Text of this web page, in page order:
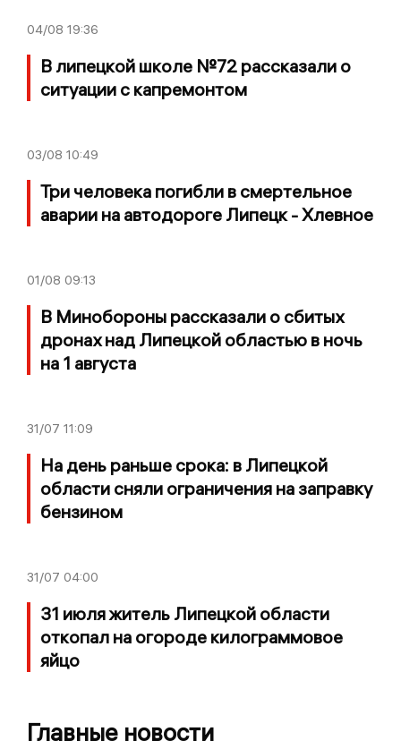
04/08 19:36
В липецкой школе №72 рассказали о
ситуации с капремонтом
03/08 10:49
Три человека погибли в смертельное
аварии на автодороге Липецк - Хлевное
01/08 09:13
В Минобороны рассказали о сбитых
дронах над Липецкой областью в ночь
на 1 августа
31/07 11:09
На день раньше срока: в Липецкой
области сняли ограничения на заправку
бензином
31/07 04:00
31 июля житель Липецкой области
откопал на огороде килограммовое
яйцо
Главные новости